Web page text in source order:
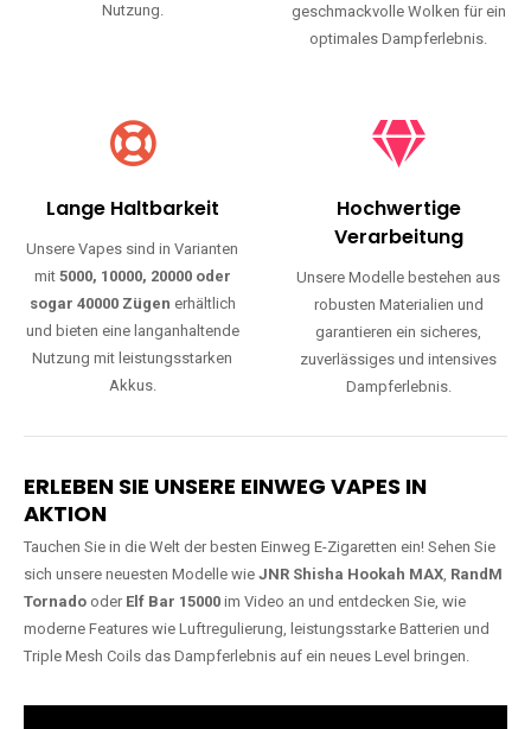
Nutzung.
geschmackvolle Wolken für ein
optimales Dampferlebnis.
Lange Haltbarkeit
Unsere Vapes sind in Varianten
mit 5000, 10000, 20000 oder
sogar 40000 Zügen erhältlich
und bieten eine langanhaltende
Nutzung mit leistungsstarken
Akkus.
Hochwertige
Verarbeitung
Unsere Modelle bestehen aus
robusten Materialien und
garantieren ein sicheres,
zuverlässiges und intensives
Dampferlebnis.
ERLEBEN SIE UNSERE EINWEG VAPES IN
AKTION
Tauchen Sie in die Welt der besten Einweg E-Zigaretten ein! Sehen Sie
sich unsere neuesten Modelle wie JNR Shisha Hookah MAX, RandM
Tornado oder Elf Bar 15000 im Video an und entdecken Sie, wie
moderne Features wie Luftregulierung, leistungsstarke Batterien und
Triple Mesh Coils das Dampferlebnis auf ein neues Level bringen.